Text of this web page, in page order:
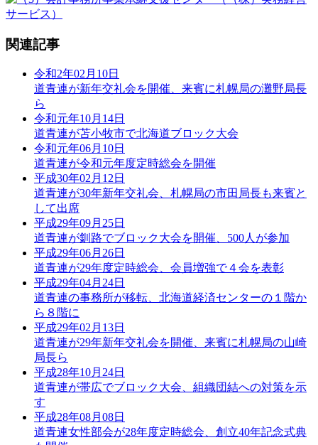
関連記事
令和2年02月10日
道青連が新年交礼会を開催、来賓に札幌局の灘野局長
ら
令和元年10月14日
道青連が苫小牧市で北海道ブロック大会
令和元年06月10日
道青連が令和元年度定時総会を開催
平成30年02月12日
道青連が30年新年交礼会、札幌局の市田局長も来賓と
して出席
平成29年09月25日
道青連が釧路でブロック大会を開催、500人が参加
平成29年06月26日
道青連が29年度定時総会、会員増強で４会を表彰
平成29年04月24日
道青連の事務所が移転、北海道経済センターの１階か
ら８階に
平成29年02月13日
道青連が29年新年交礼会を開催、来賓に札幌局の山崎
局長ら
平成28年10月24日
道青連が帯広でブロック大会、組織団結への対策を示
す
平成28年08月08日
道青連女性部会が28年度定時総会、創立40年記念式典